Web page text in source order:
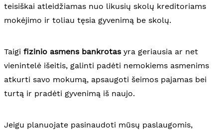
teisiškai atleidžiamas nuo likusių skolų kreditoriams
mokėjimo ir toliau tęsia gyvenimą be skolų.
Taigi fizinio asmens bankrotasyra geriausia ar net
vienintelė išeitis, galinti padėti nemokiems asmenims
atkurti savo mokumą, apsaugoti šeimos pajamas bei
turtą ir pradėti gyvenimą iš naujo.
Jeigu planuojate pasinaudoti mūsų paslaugomis,